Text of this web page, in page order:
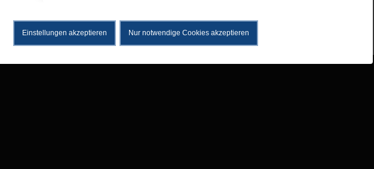
Einstellungen akzeptieren Nur notwendige Cookies akzeptieren